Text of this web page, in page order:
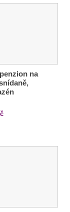
na